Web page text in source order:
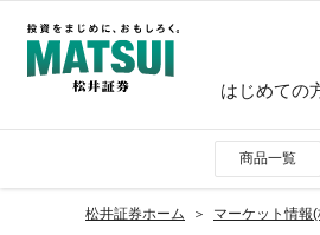
はじめての
商品一覧
松井証券ホーム マーケット情報